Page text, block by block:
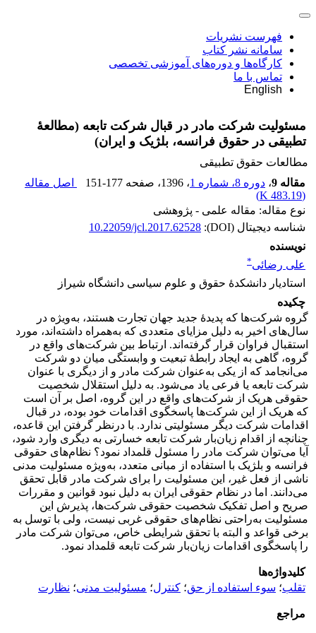
فهرست نشریات
سامانه نشر کتاب
کارگاه‌ها و دوره‌های آموزشی تخصصی
تماس با ما
English
مسئولیت شرکت مادر در قبال شرکت تابعه (مطالعۀ
تطبیقی در حقوق فرانسه، بلژیک و ایران)
مطالعات حقوق تطبیقی
مقاله 9
، دوره 8، شماره 1 ، 1396 ، صفحه 151-177
اصل مقاله
(
483.19 K
)
نوع مقاله: مقاله علمی - پژوهشی
شناسه دیجیتال (DOI):
10.22059/jcl.2017.62528
نویسنده
علی رضائی*
استادیار دانشکدۀ حقوق و علوم سیاسی دانشگاه شیراز
چکیده
گروه شرکت‌ها که پدیدۀ جدید جهان تجارت هستند، به‌ویژه در
سال‌های اخیر به دلیل مزایای متعددی که به‌همراه داشته‌اند، مورد
استقبال فراوان قرار گرفته‌اند. ارتباط بین شرکت‌های واقع در
گروه، گاهی به ایجاد رابطۀ تبعیت و وابستگی میان دو شرکت
می‌انجامد که از یکی به‌عنوان شرکت مادر و از دیگری با عنوان
شرکت تابعه یا فرعی یاد می‌‌شود. به دلیل استقلال شخصیت
حقوقی هریک از شرکت‌های واقع در این گروه، اصل بر آن است
که هریک از این شرکت‌ها پاسخگوی اقدامات خود بوده، در قبال
اقدامات شرکت دیگر مسئولیتی ندارد. با درنظر گرفتن این قاعده،
چنانچه از اقدام زیان‌بار شرکت تابعه خسارتی به دیگری وارد شود،
آیا می‌توان شرکت مادر را مسئول قلمداد نمود؟ نظام‌های حقوقی
فرانسه و بلژیک با استفاده از مبانی متعدد، به‌ویژه مسئولیت مدنی
ناشی از فعل غیر، این مسئولیت را برای شرکت مادر قابل تحقق
می‌دانند. اما در نظام حقوقی ایران به دلیل نبود قوانین و مقررات
صریح و اصل تفکیک شخصیت حقوقی شرکت‌ها، پذیرش این
مسئولیت به‌راحتی نظام‌های حقوقی غربی نیست، ولی با توسل به
برخی قواعد و البته با تحقق شرایطی خاص، می‌توان شرکت مادر
را پاسخگوی اقدامات زیان‌بار شرکت تابعه قلمداد نمود.
کلیدواژه‌ها
تقلب؛ سوء استفاده از حق؛ کنترل؛ مسئولیت مدنی؛ نظارت
مراجع